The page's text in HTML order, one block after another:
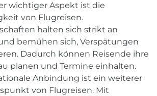
wichtiger Aspekt ist die
von Flugreisen.
halten sich strikt an
bemühen sich, Verspätungen
Dadurch können Reisende ihre
planen und Termine einhalten.
Anbindung ist ein weiterer
von Flugreisen. Mit